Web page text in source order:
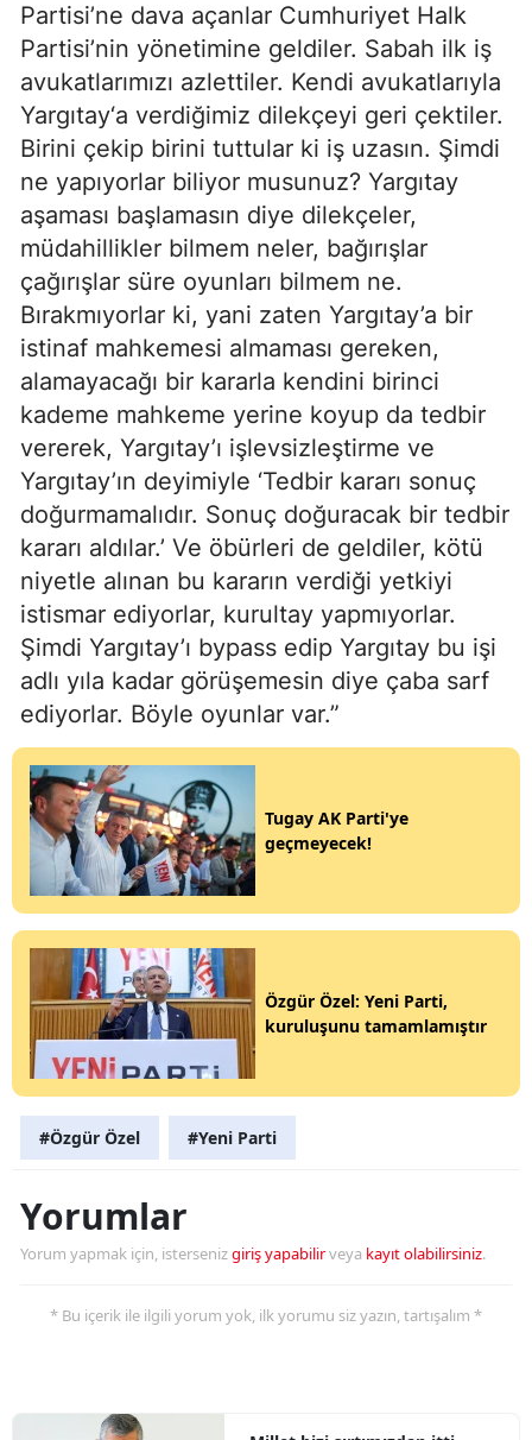
Partisi’ne dava açanlar Cumhuriyet Halk
Partisi’nin yönetimine geldiler. Sabah ilk iş
avukatlarımızı azlettiler. Kendi avukatlarıyla
Yargıtay‘a verdiğimiz dilekçeyi geri çektiler.
Birini çekip birini tuttular ki iş uzasın. Şimdi
ne yapıyorlar biliyor musunuz? Yargıtay
aşaması başlamasın diye dilekçeler,
müdahillikler bilmem neler, bağırışlar
çağırışlar süre oyunları bilmem ne.
Bırakmıyorlar ki, yani zaten Yargıtay’a bir
istinaf mahkemesi almaması gereken,
alamayacağı bir kararla kendini birinci
kademe mahkeme yerine koyup da tedbir
vererek, Yargıtay’ı işlevsizleştirme ve
Yargıtay’ın deyimiyle ‘Tedbir kararı sonuç
doğurmamalıdır. Sonuç doğuracak bir tedbir
kararı aldılar.’ Ve öbürleri de geldiler, kötü
niyetle alınan bu kararın verdiği yetkiyi
istismar ediyorlar, kurultay yapmıyorlar.
Şimdi Yargıtay’ı bypass edip Yargıtay bu işi
adlı yıla kadar görüşemesin diye çaba sarf
ediyorlar. Böyle oyunlar var.”
Tugay AK Parti'ye
geçmeyecek!
Özgür Özel: Yeni Parti,
kuruluşunu tamamlamıştır
#Özgür Özel #Yeni Parti
Yorumlar
Yorum yapmak için, istersenizgiriş yapabilirveya kayıt olabilirsiniz.
* Bu içerik ile ilgili yorum yok, ilk yorumu siz yazın, tartışalım *